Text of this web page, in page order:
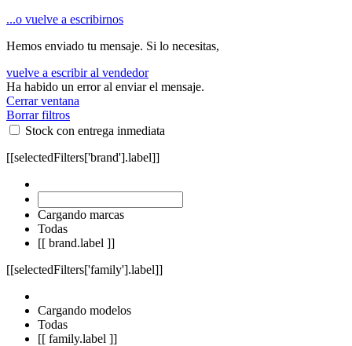
...o vuelve a escribirnos
Hemos enviado tu mensaje. Si lo necesitas,
vuelve a escribir al vendedor
Ha habido un error al enviar el mensaje.
Cerrar ventana
Borrar filtros
Stock con entrega inmediata
[[selectedFilters['brand'].label]]
Cargando marcas
Todas
[[ brand.label ]]
[[selectedFilters['family'].label]]
Cargando modelos
Todas
[[ family.label ]]